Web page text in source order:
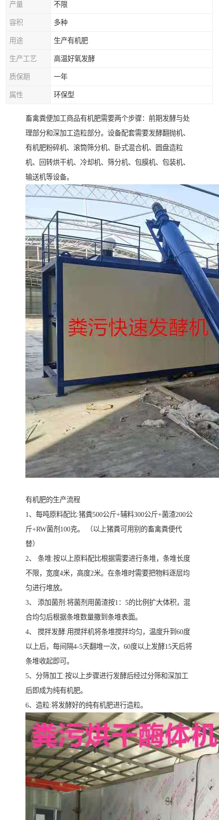
产量 不限
容积 多种
用途 生产有机肥
生产工艺 高温好氧发酵
质保期 一年
属性 环保型
畜禽粪便加工商品有机肥需要两个步骤：前期发酵与处
理部分和深加工造粒部分。设备配套需要发酵翻抛机、
有机肥粉碎机、滚筒筛分机、卧式混合机、圆盘造粒
机、回转烘干机、冷却机、筛分机、包膜机、包装机、
输送机等设备。
有机肥的生产流程
1、每吨原料配比:猪粪500公斤+辅料300公斤+菌渣200公
斤+RW菌剂100克。 （以上猪粪可用别的畜禽粪便代
替）
2、 条堆:按以上原料配比根据需要进行条堆，条堆长度
不限，宽度4米，高度2米。在条堆时需要把物料逐层均
匀进行堆放。
3、 添加菌剂:将菌剂用菌渣按1：5的比例扩大体积，混
合均匀后根据条堆数量撒到条堆表面。
4、 搅拌发酵:用搅拌机将条堆搅拌均匀，温度升到60度
以上后，每间隔4-5天翻堆一次，60度以上发酵15天后将
条堆收起即可。
5、分筛加工:按以上步骤进行发酵后经过分筛和深加工
后即成为纯有机肥。
6、造粒:将发酵好的纯有机肥进行造粒。